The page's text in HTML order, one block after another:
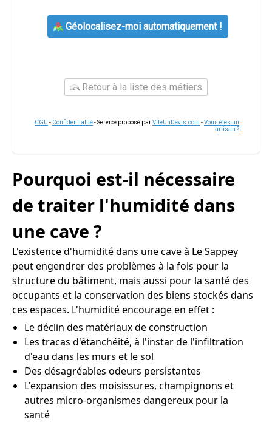
Géolocalisez-moi automatiquement !
Retour à la liste des métiers
CGU - Confidentialité- Service proposé parViteUnDevis.com -Vous êtes un
artisan ?
Pourquoi est-il nécessaire
de traiter l'humidité dans
une cave ?
L'existence d'humidité dans une cave à Le Sappey
peut engendrer des problèmes à la fois pour la
structure du bâtiment, mais aussi pour la santé des
occupants et la conservation des biens stockés dans
ces espaces. L'humidité encourage en effet :
Le déclin des matériaux de construction
Les tracas d'étanchéité, à l'instar de l'infiltration
d'eau dans les murs et le sol
Des désagréables odeurs persistantes
L'expansion des moisissures, champignons et
autres micro-organismes dangereux pour la
santé